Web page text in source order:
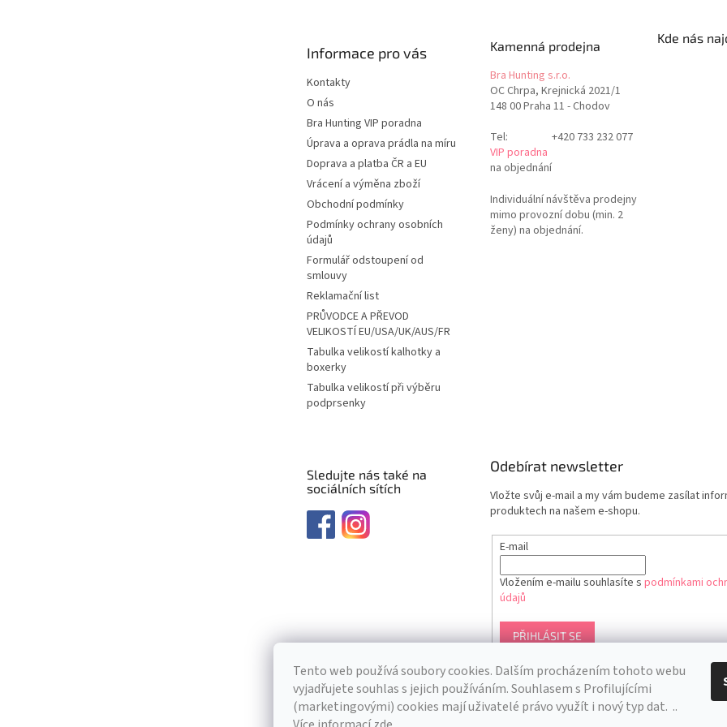
Tento web používá soubory cookies. Dalším procházením tohoto webu
vyjadřujete souhlas s jejich používáním. Souhlasem s Profilujícími
(marketingovými) cookies mají uživatelé právo využít i nový typ dat. ..
Informace pro vás
Kontakty
O nás
Bra Hunting VIP poradna
Úprava a oprava prádla na míru
Doprava a platba ČR a EU
Vrácení a výměna zboží
Obchodní podmínky
Podmínky ochrany osobních
údajů
Formulář odstoupení od
smlouvy
Reklamační list
PRŮVODCE A PŘEVOD
VELIKOSTÍ EU/USA/UK/AUS/FR
Tabulka velikostí kalhotky a
boxerky
Tabulka velikostí při výběru
podprsenky
Kamenná prodejna
Bra Hunting s.r.o.
OC Chrpa, Krejnická 2021/1
148 00 Praha 11 - Chodov
Tel:
+420 733 232 077
VIP poradna
na objednání
Individuální návštěva prodejny
mimo provozní dobu (min. 2
ženy) na objednání.
Kde nás
Sledujte nás také na
sociálních sítích
Odebírat newsletter
Vložte svůj e-mail a my vám budeme zasílat
produktech na našem e-shopu.
E-mail
Vložením e-mailu souhlasíte s podmínkami
údajů
PŘIHLÁSIT SE